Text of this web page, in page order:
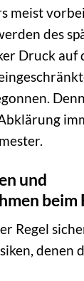
meist
des
Druck auf
und
beim
Regel
denen